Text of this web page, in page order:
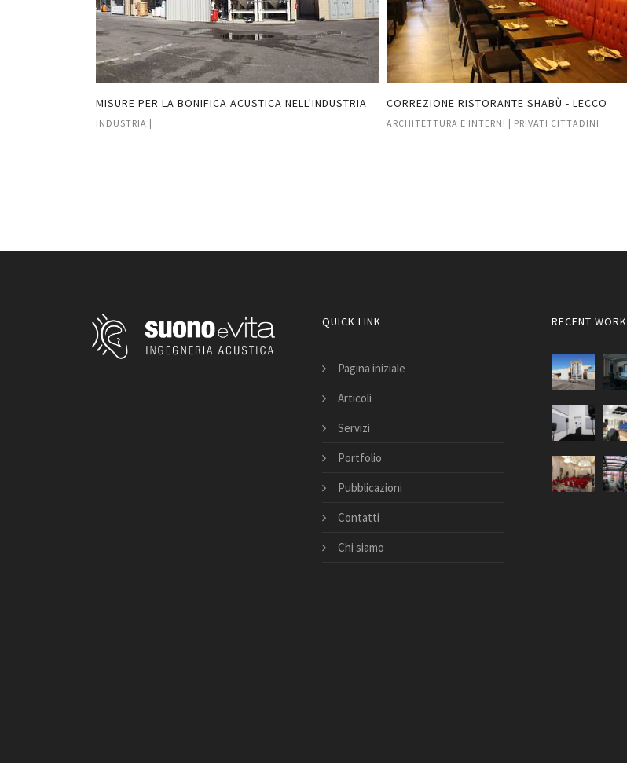
MISURE PER LA BONIFICA ACUSTICA NELL'INDUSTRIA
INDUSTRIA |
CORREZIONE RISTORANTE SHABÙ - LECCO
ARCHITETTURA E INTERNI | PRIVATI CITTADINI
QUICK LINK
Pagina iniziale
Articoli
Servizi
Portfolio
Pubblicazioni
Contatti
Chi siamo
RECENT WORK